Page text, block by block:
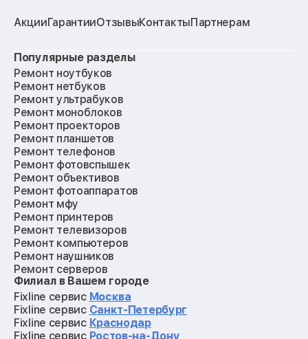
АкцииГарантииОтзывыКонтактыПартнерам
Популярные разделы
Ремонт ноутбуков
Ремонт нетбуков
Ремонт ультрабуков
Ремонт моноблоков
Ремонт проекторов
Ремонт планшетов
Ремонт телефонов
Ремонт фотовспышек
Ремонт объективов
Ремонт фотоаппаратов
Ремонт мфу
Ремонт принтеров
Ремонт телевизоров
Ремонт компьютеров
Ремонт наушников
Ремонт серверов
Ремонт мониторов
Ремонт квадрокоптеров
Ремонт электросамокатов
Ремонт материнских плат
Ремонт видеокарт
Филиал в Вашем городе
Fixline сервис Москва
Fixline сервис Санкт-Петербург
Fixline сервис Краснодар
Fixline сервис Ростов-на-Дону